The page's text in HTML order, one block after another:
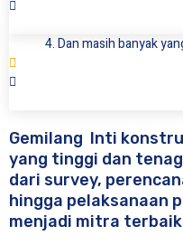
4. Dan masih banyak
Gemilang Inti
yang tinggi dan
dari survey,
hingga pelaksanaan
menjadi mitra terbaik